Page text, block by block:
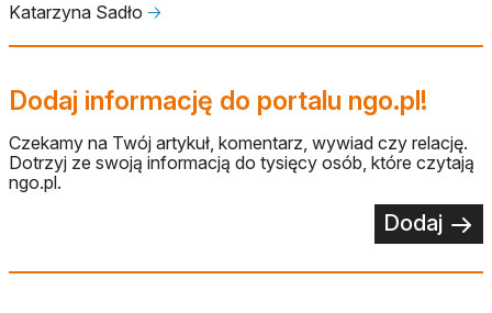
Katarzyna Sadło 🡢
Dodaj informację do portalu ngo.pl!
Czekamy na Twój artykuł, komentarz, wywiad czy relację.
Dotrzyj ze swoją informacją do tysięcy osób, które czytają
ngo.pl.
Dodaj